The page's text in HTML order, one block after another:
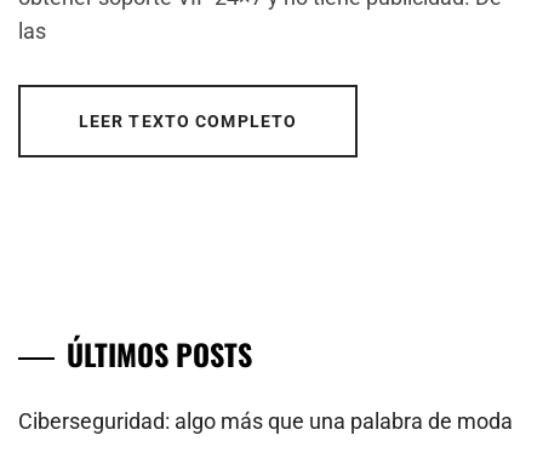
las
LEER TEXTO COMPLETO
ÚLTIMOS POSTS
Ciberseguridad: algo más que una palabra de moda